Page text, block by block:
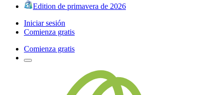
Edition de primavera de 2026
Iniciar sesión
Comienza gratis
Comienza gratis